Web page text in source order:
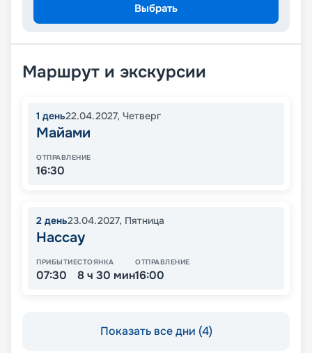
Выбрать
Маршрут и экскурсии
1 день22.04.2027, Четверг
Майами
ОТПРАВЛЕНИЕ
16:30
2 день23.04.2027, Пятница
Нассау
ПРИБЫТИЕ
07:30
СТОЯНКА
8 ч 30 мин
ОТПРАВЛЕНИЕ
16:00
Показать все дни (4)